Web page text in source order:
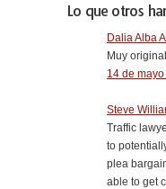
Lo que otros
Dalia Alba
Muy
14 de
Steve
Traffic
to
plea
able to get